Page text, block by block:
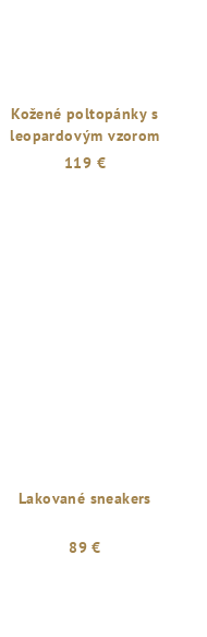
Kožené poltopánky s
leopardovým vzorom
119 €
Lakované sneakers
89 €